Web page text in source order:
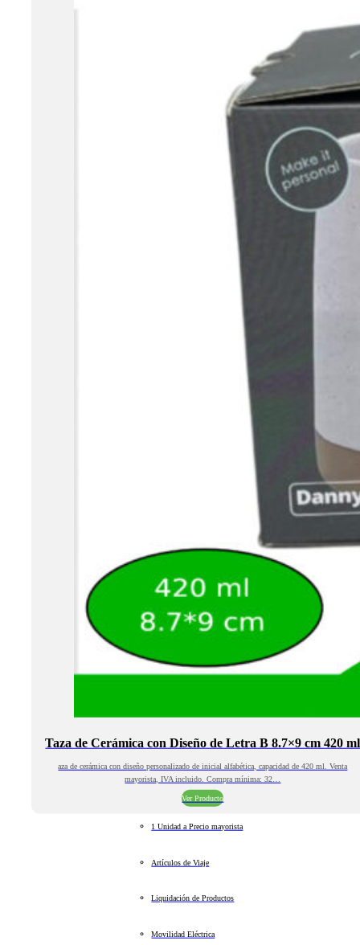
Taza de Cerámica con Diseño de Letra B 8.7×9 cm 420 ml
aza de cerámica con diseño personalizado de inicial alfabética, capacidad de 420 ml. Venta
mayorista, IVA incluido. Compra mínima: 32…
Ver Producto
1 Unidad a Precio mayorista
Artículos de Viaje
Liquidación de Productos
Movilidad Eléctrica